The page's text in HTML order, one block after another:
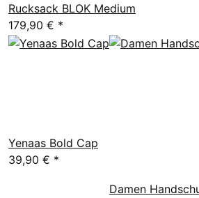
Rucksack BLOK Medium
179,90 € *
Yenaas Bold Cap
39,90 € *
Damen